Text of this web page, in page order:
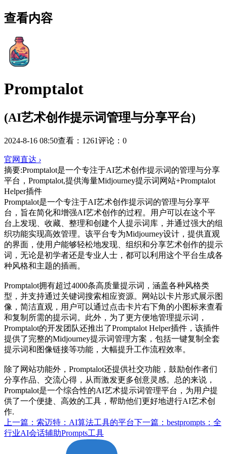
查看内容
Promptalot
(AI艺术创作提示词管理与分享平台)
2024-8-16 08:50查看：1261评论：0
官网直达 ›
摘要:Promptalot是一个专注于AI艺术创作提示词的管理与分享
平台，Promptalot,提供海量Midjourney提示词网站+Promptalot
Helper插件
Promptalot是一个专注于AI艺术创作提示词的管理与分享平
台，旨在简化和增强AI艺术创作的过程。用户可以在这个平
台上发现、收藏、整理和创建个人提示词库，并通过强大的组
织功能实现高效管理。该平台专为Midjourney设计，提供直观
的界面，使用户能够轻松地发现、组织和分享艺术创作的提示
词，无论是初学者还是专业人士，都可以利用这个平台生成各
种风格和主题的插画。
Promptalot拥有超过4000条高质量提示词，涵盖各种风格类
型，并支持通过关键词搜索相应资源。网站以卡片形式展示图
像，简洁直观，用户可以通过点击卡片右下角的小图标来查看
和复制所需的提示词。此外，为了更方便地管理提示词，
Promptalot的开发团队还推出了Promptalot Helper插件，该插件
提供了完整的Midjourney提示词管理方案，包括一键复制全套
提示词和图像链接等功能，大幅提升工作流程效率。
除了网站功能外，Promptalot还提供社交功能，鼓励创作者们
分享作品、交流心得，从而激发更多创意灵感。总的来说，
Promptalot是一个综合性的AI艺术提示词管理平台，为用户提
供了一个便捷、高效的工具，帮助他们更好地进行AI艺术创
作.
上一篇：索迈特：AI算法工具的平台下一篇：bestprompts：全
行业AI会话辅助Prompts工具